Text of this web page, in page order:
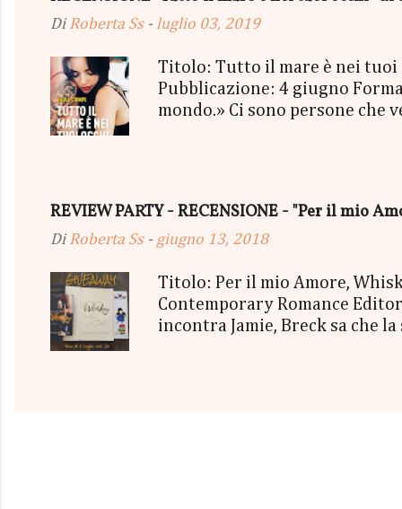
DiRoberta Ss - luglio 03, 2019
Titolo: Tutto il mare è nei tuoi
Pubblicazione: 4 giugno
mondo.» Ci sono persone che
sorriso più strafottente
essere così. Così bello, così
REVIEW PARTY - RECENSIONE - "Per il mio
DiRoberta Ss - giugno 13, 2018
Titolo: Per il mio Amore,
Contemporary Romance
incontra Jamie, Breck sa che
la loro attrazione sempre più